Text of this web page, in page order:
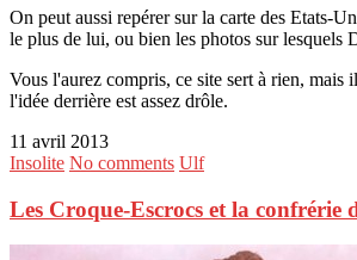
On peut aussi repérer sur la carte des Etats-
le plus de lui, ou bien les photos sur lesquels
Vous l'aurez compris, ce site sert à rien, mais
l'idée derrière est assez drôle.
11 avril 2013
Insolite No comments Ulf
Les Croque-Escrocs et la confrérie